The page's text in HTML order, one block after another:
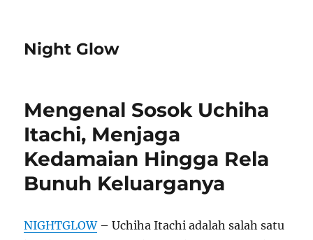
Night Glow
Mengenal Sosok Uchiha
Itachi, Menjaga
Kedamaian Hingga Rela
Bunuh Keluarganya
NIGHTGLOW– Uchiha Itachi adalah salah satu